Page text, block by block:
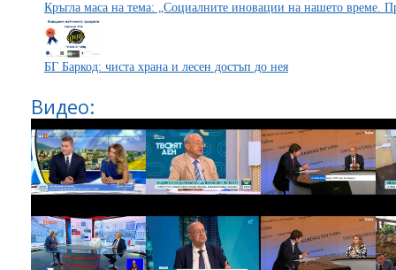
Кръгла маса на тема: „Социалните иновации на нашето време.
БГ Баркод: чиста храна и лесен достъп до нея
Видео: